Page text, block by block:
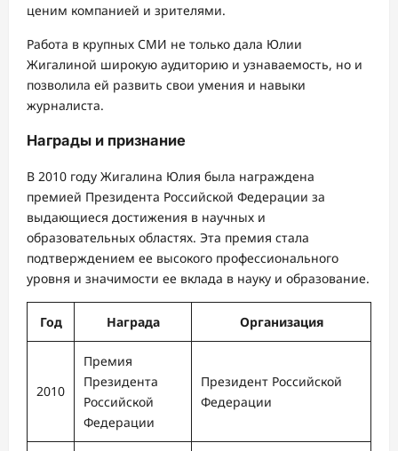
ценим компанией и зрителями.
Работа в крупных СМИ не только дала Юлии
Жигалиной широкую аудиторию и узнаваемость, но и
позволила ей развить свои умения и навыки
журналиста.
Награды и признание
В 2010 году Жигалина Юлия была награждена
премией Президента Российской Федерации за
выдающиеся достижения в научных и
образовательных областях. Эта премия стала
подтверждением ее высокого профессионального
уровня и значимости ее вклада в науку и образование.
Год Награда Организация
2010
Премия
Президента
Российской
Федерации
Президент Российской
Федерации